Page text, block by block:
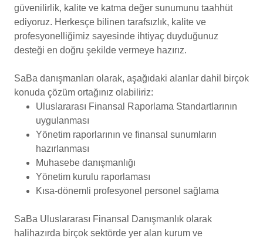
güvenilirlik, kalite ve katma değer sunumunu taahhüt
ediyoruz. Herkesçe bilinen tarafsızlık, kalite ve
profesyonelliğimiz sayesinde ihtiyaç duyduğunuz
desteği en doğru şekilde vermeye hazırız.
SaBa danışmanları olarak, aşağıdaki alanlar dahil birçok
konuda çözüm ortağınız olabiliriz:
Uluslararası Finansal Raporlama Standartlarının
uygulanması
Yönetim raporlarının ve finansal sunumların
hazırlanması
Muhasebe danışmanlığı
Yönetim kurulu raporlaması
Kısa-dönemli profesyonel personel sağlama
SaBa Uluslararası Finansal Danışmanlık olarak
halihazırda birçok sektörde yer alan kurum ve